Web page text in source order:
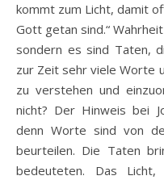
kommt zum Licht, damit
Gott getan sind.“
sondern es sind Taten,
zur Zeit sehr viele Worte
zu verstehen und
nicht? Der Hinweis bei
denn Worte sind von
beurteilen. Die Taten
bedeuteten. Das